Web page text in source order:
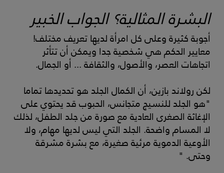
البشرة المثالية؟ الجواب الخبير
أجوبة كثيرة وعلى كل امرأة لديها تعريف مختلف!
معايير الحكم هي شخصية جدا ويمكن أن تتأثر
اتجاهات العصر، والأصول، والثقافة ... أو الجمال.
لكن رولاند بازين، أن الكمال الجلد هو تحديدها تماما
"هو الجلد للنسيج متجانس، الحبوب قد يحتوي على
الإغاثة الصغرى العادية مع صورة من جلد الطفل، لذلك
لا المسام واضحة. الجلد التي ليس لديها مهام، ولا
الأوعية الدموية مرئية صغيرة، مع بشرة مشرقة
وحتى. "